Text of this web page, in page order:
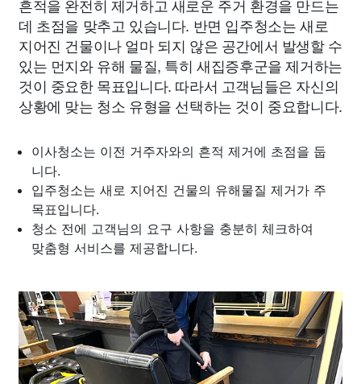
흔적을 완전히 제거하고 새로운 주거 환경을 만드는
데 초점을 맞추고 있습니다. 반면 입주청소는 새로
지어진 건물이나 얼마 되지 않은 공간에서 발생할 수
있는 먼지와 유해 물질, 특히 새집증후군을 제거하는
것이 중요한 목표입니다. 따라서 고객님들은 자신의
상황에 맞는 청소 유형을 선택하는 것이 중요합니다.
이사청소는 이전 거주자와의 흔적 제거에 초점을 둡
니다.
입주청소는 새로 지어진 건물의 유해물질 제거가 주
목표입니다.
청소 전에 고객님의 요구 사항을 충분히 체크하여
맞춤형 서비스를 제공합니다.